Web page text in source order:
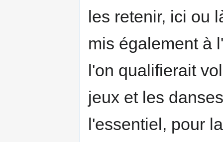
les retenir, ici ou
mis également à
l'on qualifierait
jeux et les
l'essentiel, pour